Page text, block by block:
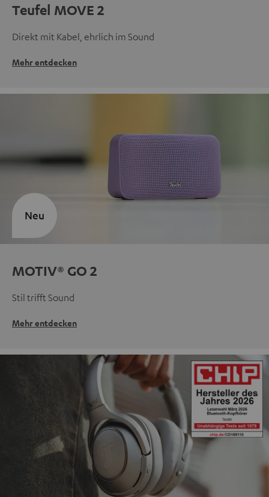
Teufel MOVE 2
Direkt mit Kabel, ehrlich im Sound
Mehr entdecken
MOTIV® GO 2
Stil trifft Sound
Mehr entdecken
Neu